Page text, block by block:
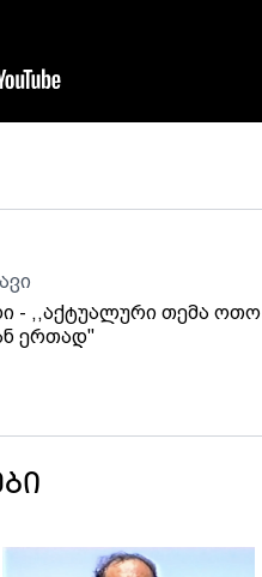
- ,,აქტუალური თემა ოთო
ერთად''